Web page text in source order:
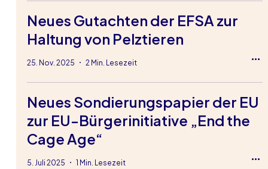
Neues Gutachten der EFSA zur
Haltung von Pelztieren
25. Nov. 2025 2 Min. Lesezeit
Neues Sondierungspapier der EU
zur EU-Bürgerinitiative „End the
Cage Age“
5. Juli 2025 1 Min. Lesezeit